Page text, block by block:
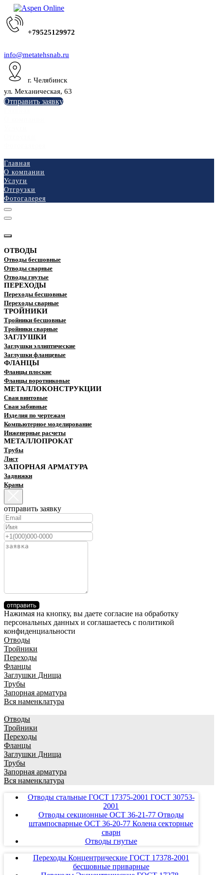
+79525129972
info@metatehsnab.ru
г. Челябинск
ул. Механическая, 63
Отправить заявку
Главная
О компании
Услуги
Отгрузки
Фотогалерея
ОТВОДЫ
Отводы бесшовные
Отводы сварные
Отводы гнутые
ПЕРЕХОДЫ
Переходы бесшовные
Переходы сварные
ТРОЙНИКИ
Тройники бесшовные
Тройники сварные
ЗАГЛУШКИ
Заглушки эллиптические
Заглушки фланцевые
ФЛАНЦЫ
Фланцы плоские
Фланцы воротниковые
МЕТАЛЛОКОНСТРУКЦИИ
Сваи винтовые
Сваи забивные
Изделия по чертежам
Компьютерное моделирование
Инженерные расчеты
МЕТАЛЛОПРОКАТ
Трубы
Лист
ЗАПОРНАЯ АРМАТУРА
Задвижки
Краны
отправить заявку
отправить
Нажимая на кнопку, вы даете согласие на обработку
персональных данных и соглашаетесь c политикой
конфиденциальности
Отводы
Тройники
Переходы
Фланцы
Заглушки Днища
Трубы
Запорная арматура
Вся наменклатура
Отводы
Тройники
Переходы
Фланцы
Заглушки Днища
Трубы
Запорная арматура
Вся наменклатура
Отводы стальные ГОСТ 17375-2001 ГОСТ 30753-
2001
Отводы секционные ОСТ 36-21-77 Отводы
штампосварные ОСТ 36-20-77 Колена секторные
сварн
Отводы гнутые
Переходы Концентрические ГОСТ 17378-2001
бесшовные приварные